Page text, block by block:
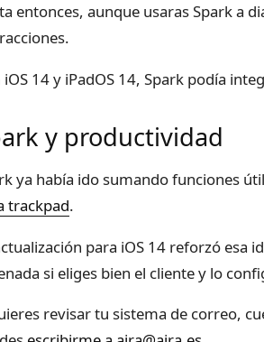
entonces, aunque usaras Spark a
iOS 14 y iPadOS 14, Spark podía
y productividad
ya había ido sumando funciones
trackpad.
para iOS 14 reforzó esa
si eliges bien el cliente y lo
revisar tu sistema de correo,